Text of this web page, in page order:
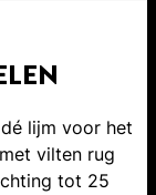
lijm voor het
vilten rug
tot 25